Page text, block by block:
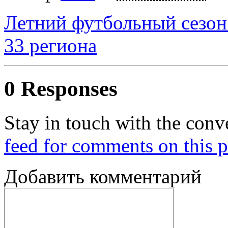
Летний футбольный сезон
33 региона
0 Responses
Stay in touch with the
feed for comments on this
Добавить комментарий